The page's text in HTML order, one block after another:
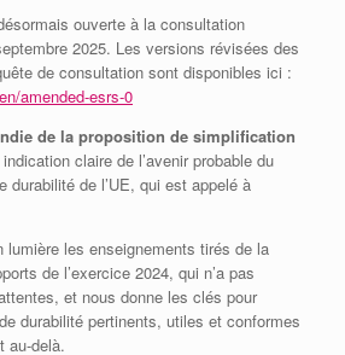
ouverte à la consultation
2025. Les versions révisées des
de consultation sont disponibles ici :
amended-esrs-0
de la proposition de simplification
claire de l’avenir probable du
durabilité de l’UE, qui est appelé à
lumière les enseignements tirés de la
de l’exercice 2024, qui n’a pas
et nous donne les clés pour
durabilité pertinents, utiles et conformes
au-delà.